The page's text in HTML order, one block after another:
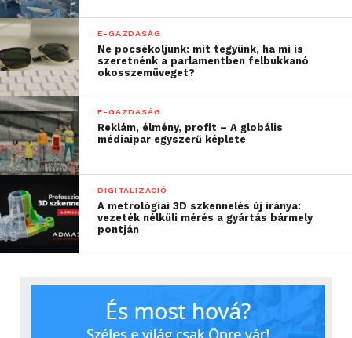
E-GAZDASÁG
Ne pocsékoljunk: mit tegyünk, ha mi is
szeretnénk a parlamentben felbukkanó
okosszemüveget?
E-GAZDASÁG
Reklám, élmény, profit – A globális
médiaipar egyszerű képlete
DIGITALIZÁCIÓ
A metrológiai 3D szkennelés új iránya:
vezeték nélküli mérés a gyártás bármely
pontján